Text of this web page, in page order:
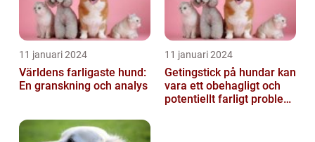
11 januari 2024
Världens farligaste hund:
En granskning och analys
11 januari 2024
Getingstick på hundar kan
vara ett obehagligt och
potentiellt farligt problem